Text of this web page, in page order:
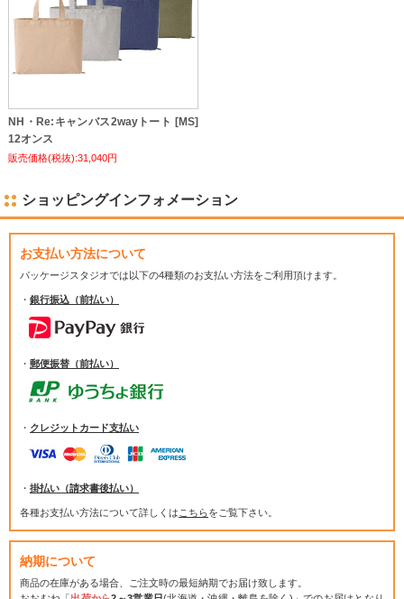
NH・Re:キャンバス2wayトート [MS]
12オンス
販売価格(税抜):31,040円
ショッピングインフォメーション
お支払い方法について
パッケージスタジオでは以下の4種類のお支払い方法をご利用頂けます。
・ 銀行振込（前払い）
・ 郵便振替（前払い）
・ クレジットカード支払い
・ 掛払い（請求書後払い）
各種お支払い方法について詳しくは こちらをご覧下さい。
納期について
商品の在庫がある場合、ご注文時の最短納期でお届け致します。